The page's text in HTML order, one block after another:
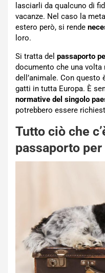
lasciarli da qualcuno di
vacanze. Nel caso la
estero però, si rende
loro.
Si tratta del passaporto
documento che una
dell’animale. Con
gatti in tutta Europa. È
normative del singolo
potrebbero essere
Tutto ciò che
passaporto per